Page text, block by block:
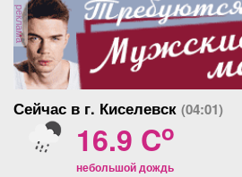
реклама
Сейчас в г. Киселевск (04:01)
16.9 Co
небольшой дождь